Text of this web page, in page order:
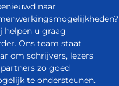
naar
helpen u graag
Ons team staat
om schrijvers, lezers
zo goed
te ondersteunen.